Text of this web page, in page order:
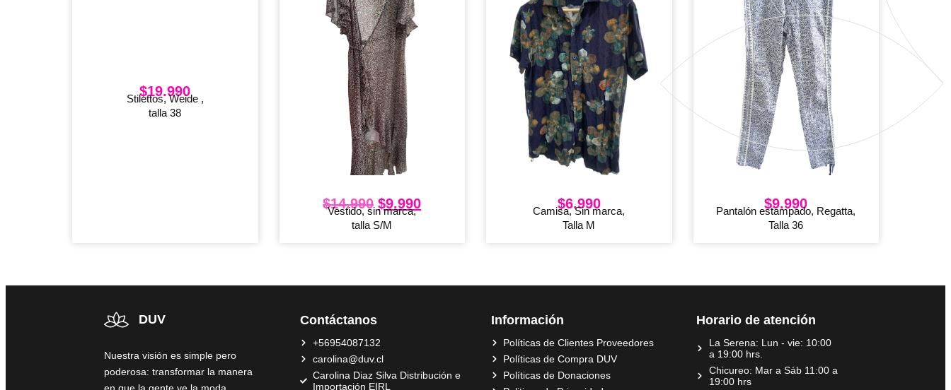
$19.990
Stilettos, Weide ,
talla 38
$14.990 $9.990
Vestido, sin marca,
talla S/M
$6.990
Camisa, Sin marca,
Talla M
$9.990
Pantalón estampado, Regatta,
Talla 36
DUV
Nuestra visión es simple pero
poderosa: transformar la manera
Contáctanos
+56954087132
carolina@duv.cl
Carolina Diaz Silva Distribución e
Importación EIRL
Información
Políticas de Clientes Proveedores
Políticas de Compra DUV
Políticas de Donaciones
Horario de atención
La Serena: Lun - vie: 10:00
a 19:00 hrs.
Chicureo: Mar a Sáb 11:00 a
19:00 hrs